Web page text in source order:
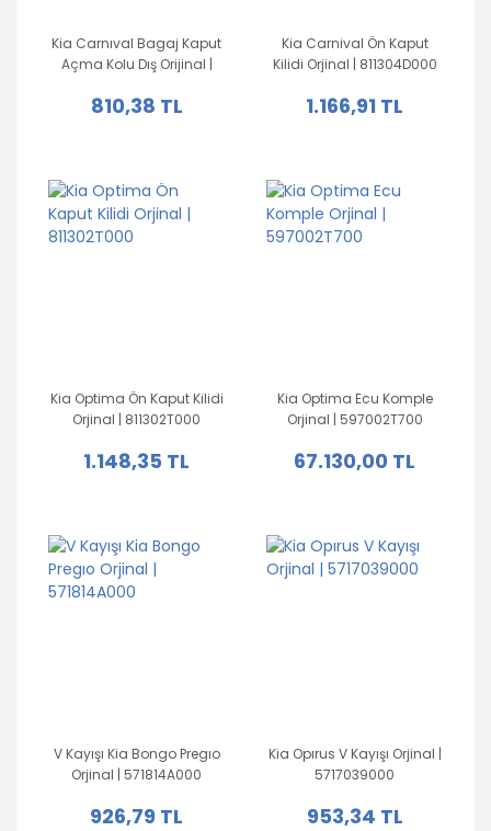
Kia Carnıval Bagaj Kaput
Açma Kolu Dış Orijinal |
810,38 TL
Kia Carnival Ön Kaput
Kilidi Orjinal | 811304D000
1.166,91 TL
Kia Optima Ön Kaput Kilidi
Orjinal | 811302T000
1.148,35 TL
Kia Optima Ecu Komple
Orjinal | 597002T700
67.130,00 TL
V Kayışı Kia Bongo Pregıo
Orjinal | 571814A000
926,79 TL
Kia Opırus V Kayışı Orjinal |
5717039000
953,34 TL